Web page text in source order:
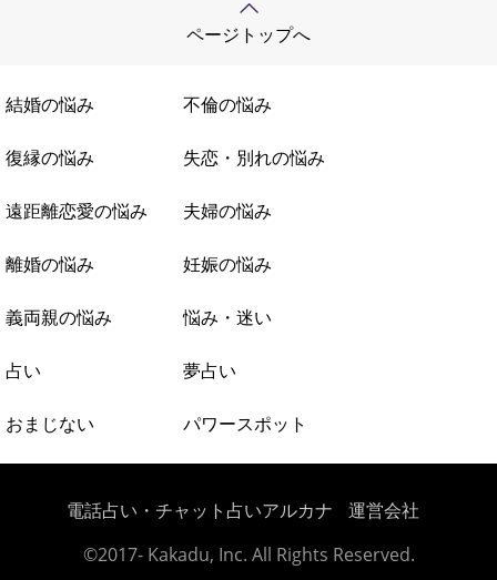
ページトップへ
結婚の悩み 不倫の悩み
復縁の悩み 失恋・別れの悩み
遠距離恋愛の悩み 夫婦の悩み
離婚の悩み 妊娠の悩み
義両親の悩み 悩み・迷い
占い 夢占い
おまじない パワースポット
電話占い・チャット占いアルカナ
運営会社
©2017- Kakadu, Inc. All Rights Reserved.